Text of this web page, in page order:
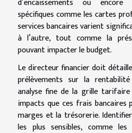
d’encaissements ou
spécifiques comme les cartes
services bancaires varient
à l’autre, tout comme la
pouvant impacter le budget.
Le directeur financier doit
prélèvements sur la
analyse fine de la grille
impacts que ces frais bancaires
marges et la trésorerie.
les plus sensibles, comme